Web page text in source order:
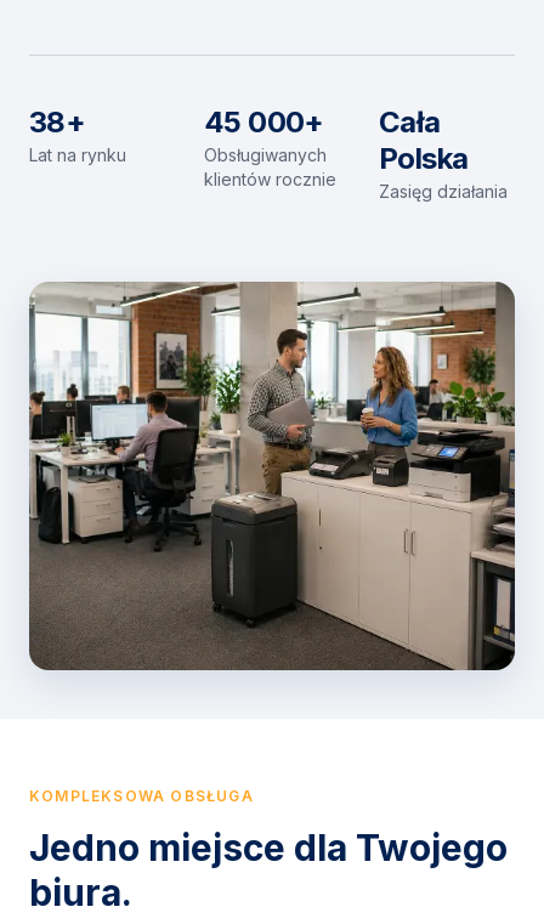
38+
Lat na rynku
45 000+
Obsługiwanych
klientów rocznie
Cała
Polska
Zasięg działania
KOMPLEKSOWA OBSŁUGA
Jedno miejsce dla Twojego
biura.